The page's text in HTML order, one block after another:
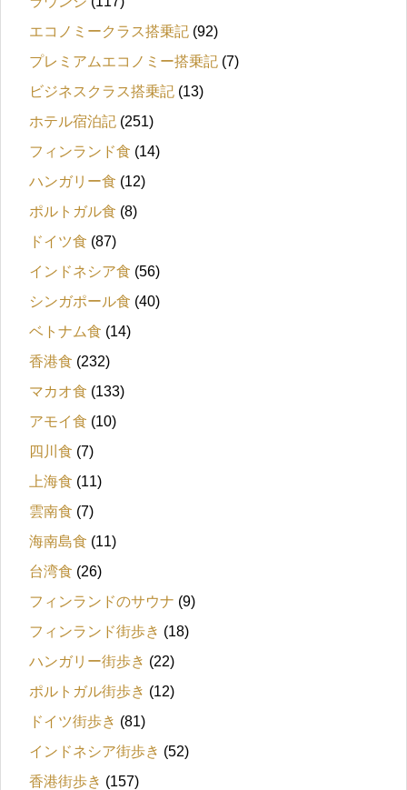
エコノミークラス搭乗記 (92)
プレミアムエコノミー搭乗記 (7)
ビジネスクラス搭乗記 (13)
ホテル宿泊記 (251)
フィンランド食 (14)
ハンガリー食 (12)
ポルトガル食 (8)
ドイツ食 (87)
インドネシア食 (56)
シンガポール食 (40)
ベトナム食 (14)
香港食 (232)
マカオ食 (133)
アモイ食 (10)
四川食 (7)
上海食 (11)
雲南食 (7)
海南島食 (11)
台湾食 (26)
フィンランドのサウナ (9)
フィンランド街歩き (18)
ハンガリー街歩き (22)
ポルトガル街歩き (12)
ドイツ街歩き (81)
インドネシア街歩き (52)
香港街歩き (157)